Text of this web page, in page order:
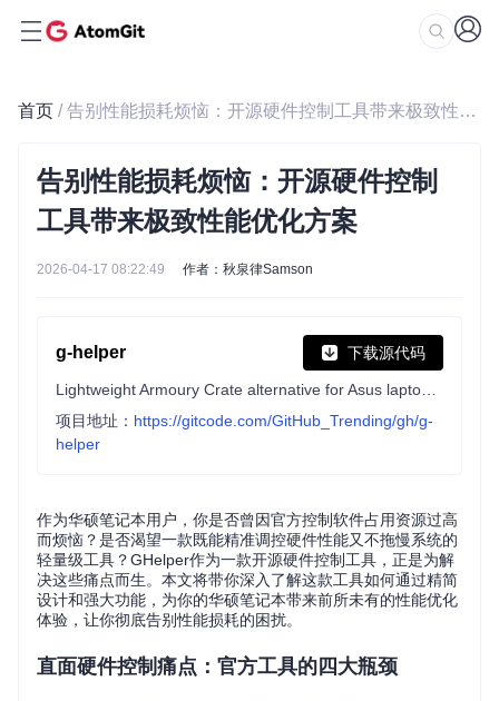
首页 / 告别性能损耗烦恼：开源硬件控制工具带来极致性能优化方案
告别性能损耗烦恼：开源硬件控制
工具带来极致性能优化方案
2026-04-17 08:22:49 作者：秋泉律Samson
g-helper 下载源代码
项目地址： https://gitcode.com/GitHub_Trending/gh/g-
helper
作为华硕笔记本用户，你是否曾因官方控制软件占用资源过高
而烦恼？是否渴望一款既能精准调控硬件性能又不拖慢系统的
轻量级工具？GHelper作为一款开源硬件控制工具，正是为解
决这些痛点而生。本文将带你深入了解这款工具如何通过精简
设计和强大功能，为你的华硕笔记本带来前所未有的性能优化
体验，让你彻底告别性能损耗的困扰。
直面硬件控制痛点：官方工具的四大瓶颈